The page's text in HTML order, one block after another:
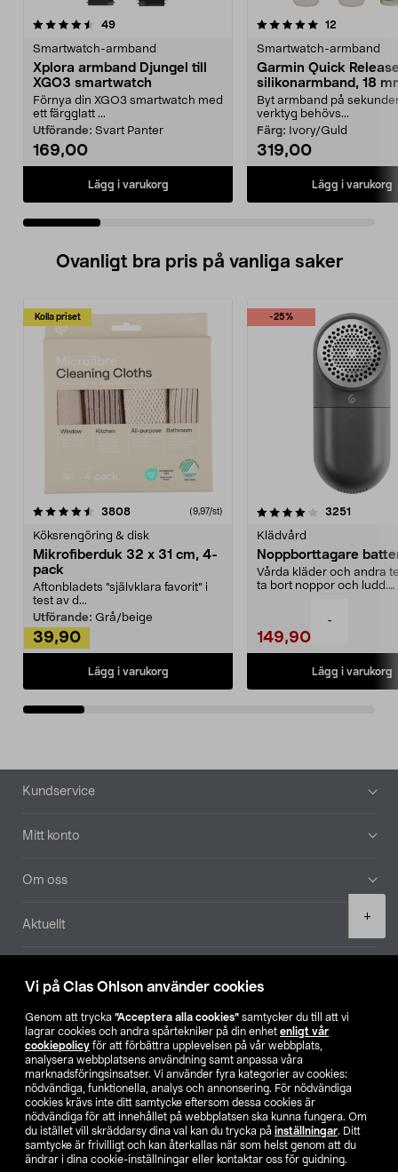
Vi på Clas Ohlson använder cookies
Genom att trycka ”Acceptera alla cookies” samtycker du till att vi
lagrar cookies och andra spårtekniker på din enhet enligt vår
cookiepolicy för att förbättra upplevelsen på vår webbplats,
analysera webbplatsens användning samt anpassa våra
marknadsföringsinsatser. Vi använder fyra kategorier av cookies:
nödvändiga, funktionella, analys och annonsering. För nödvändiga
cookies krävs inte ditt samtycke eftersom dessa cookies är
nödvändiga för att innehållet på webbplatsen ska kunna fungera. Om
du istället vill skräddarsy dina val kan du trycka på inställningar. Ditt
samtycke är frivilligt och kan återkallas när som helst genom att du
ändrar i dina cookie-inställningar eller kontaktar oss för guidning.
-
+
49recensioner
Smartwatch-armband
Xplora armband Djungel till
XGO3 smartwatch
Förnya din XGO3 smartwatch med
ett färgglatt ...
Utförande: Svart Panter
169,00
Lägg i varukorg
5.0 av 5 stjärnor 12
Smartwatch-armband
Garmin Quick
silikonarmband, 18
Byt armband på
verktyg behövs...
Färg:
Ivory/Guld
319,00
Lägg i varukorg
4.5 av 5 stjärnor
Ovanligt bra pris på vanliga saker
Kolla priset
3808recensioner (9,97/st)
Köksrengöring & disk
Mikrofiberduk 32 x 31 cm, 4-
pack
Aftonbladets "självklara favorit” i
test av d...
Utförande: Grå/beige
39,90
Lägg i varukorg
-25%
4.0av 5 stjärnor 3251
Klädvård
Noppborttagare
Vårda kläder och andra
ta bort noppor och ludd.
149,90
Lägg i varukorg
4.5av 5 stjärnor
Sidfot
Kundservice
Mitt konto
Om oss
Aktuellt
Hitta butik
SE NO FI